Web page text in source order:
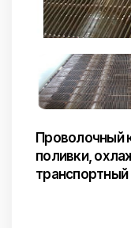
Проволочный
поливки,